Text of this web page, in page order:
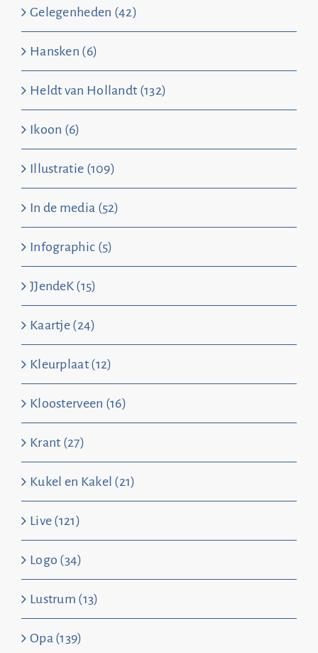
Gelegenheden (42)
Hansken (6)
Heldt van Hollandt (132)
Ikoon (6)
Illustratie (109)
In de media (52)
Infographic (5)
JJendeK (15)
Kaartje (24)
Kleurplaat (12)
Kloosterveen (16)
Krant (27)
Kukel en Kakel (21)
Live (121)
Logo (34)
Lustrum (13)
Opa (139)